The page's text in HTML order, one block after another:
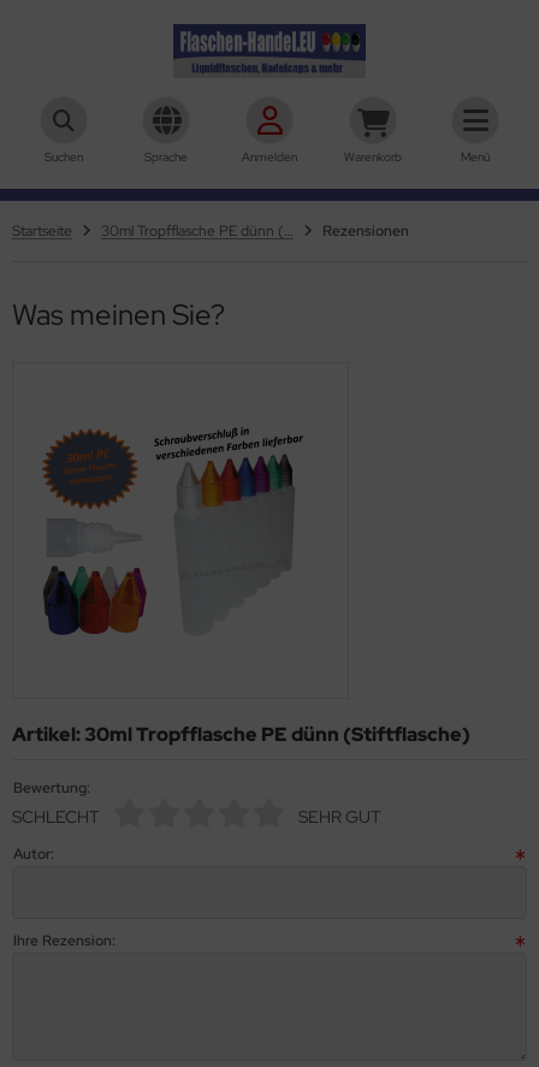
Suchen Sprache Anmelden Warenkorb Menü
Startseite 30ml Tropfflasche PE dünn (Stiftflasche) Rezensionen
Was meinen Sie?
Artikel: 30ml Tropfflasche PE dünn (Stiftflasche)
Bewertung:
SCHLECHT SEHR GUT
Autor:
Ihre Rezension: